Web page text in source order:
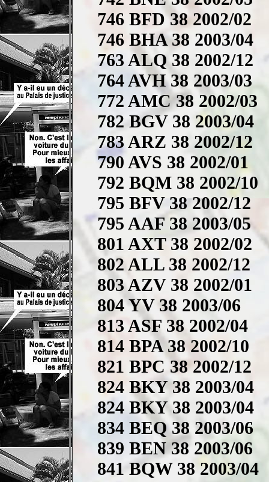
746 BFD 38 2002/02
746 BHA 38 2003/04
763 ALQ 38 2002/12
764 AVH 38 2003/03
772 AMC 38 2002/03
782 BGV 38 2003/04
783 ARZ 38 2002/12
790 AVS 38 2002/01
792 BQM 38 2002/10
795 BFV 38 2002/12
795 AAF 38 2003/05
801 AXT 38 2002/02
802 ALL 38 2002/12
803 AZV 38 2002/01
804 YV 38 2003/06
813 ASF 38 2002/04
814 BPA 38 2002/10
821 BPC 38 2002/12
824 BKY 38 2003/04
824 BKY 38 2003/04
834 BEQ 38 2003/06
839 BEN 38 2003/06
841 BQW 38 2003/04